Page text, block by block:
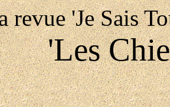
revue 'Je Sais
'Les